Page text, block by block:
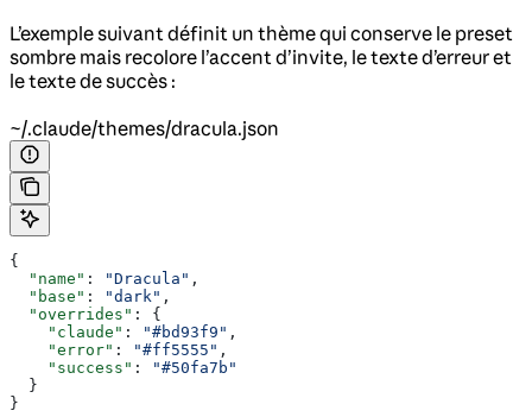
L’exemple suivant définit un thème qui conserve le preset
sombre mais recolore l’accent d’invite, le texte d’erreur et
le texte de succès :
~/.claude/themes/dracula.json
{
  "name"
: "Dracula" ,
  "base"
: "dark" ,
  "overrides"
: {
    "claude"
: "#bd93f9" ,
    "error"
: "#ff5555" ,
    "success"
:
"#50fa7b"
  }
}